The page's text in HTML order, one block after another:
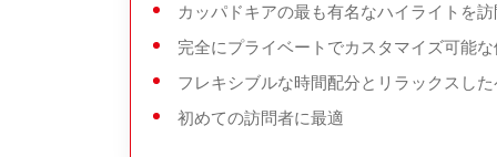
カッパドキアの最も有名なハイライトを訪
完全にプライベートでカスタマイズ可能
フレキシブルな時間配分とリラックスした
初めての訪問者に最適